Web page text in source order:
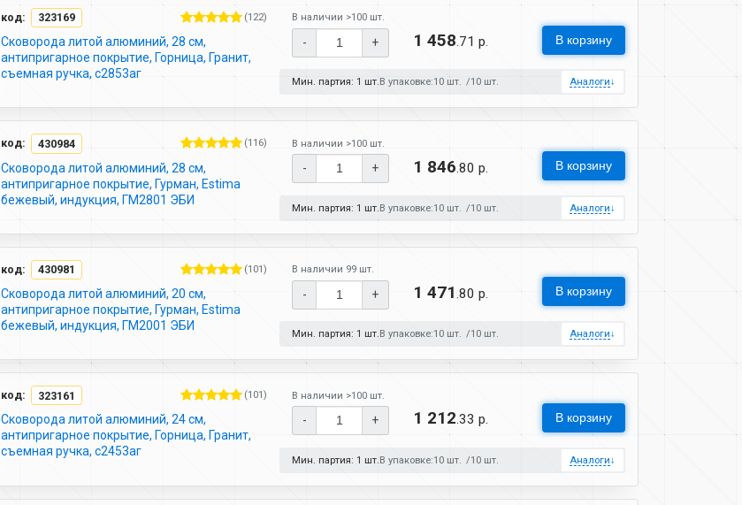
код: 323169 (122)
Сковорода литой алюминий, 28 см,
антипригарное покрытие, Горница, Гранит,
съемная ручка, с2853аг
В наличии >100 шт.
- + 1 458.71 р. В корзину
Мин. партия: 1 шт. В упаковке:10 шт. 10 шт. Аналоги↓
код: 430984 (116)
Сковорода литой алюминий, 28 см,
антипригарное покрытие, Гурман, Estima
бежевый, индукция, ГМ2801 ЭБИ
В наличии >100 шт.
- + 1 846 .80 р. В корзину
Мин. партия: 1 шт.В упаковке:10 шт. 10 шт. Аналоги↓
код: 430981 (101)
Сковорода литой алюминий, 20 см,
антипригарное покрытие, Гурман, Estima
бежевый, индукция, ГМ2001 ЭБИ
В наличии 99 шт.
- + 1 471.80 р. В корзину
Мин. партия: 1 шт. В упаковке:10 шт. 10 шт. Аналоги↓
код: 323161 (101)
Сковорода литой алюминий, 24 см,
антипригарное покрытие, Горница, Гранит,
съемная ручка, с2453аг
В наличии >100 шт.
- + 1 212.33 р. В корзину
Мин. партия: 1 шт.В упаковке:10 шт. 10 шт. Аналоги↓